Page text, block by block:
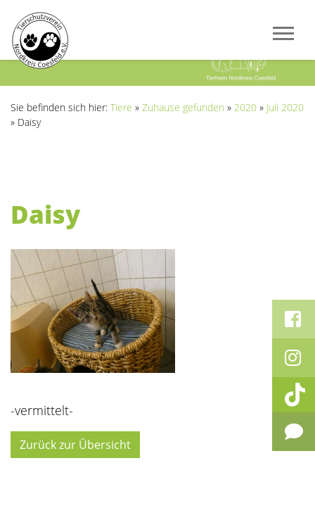
Sie befinden sich hier: Tiere » Zuhause gefunden » 2020 » Juli 2020
» Daisy
Daisy
-vermittelt-
Zurück zur Übersicht